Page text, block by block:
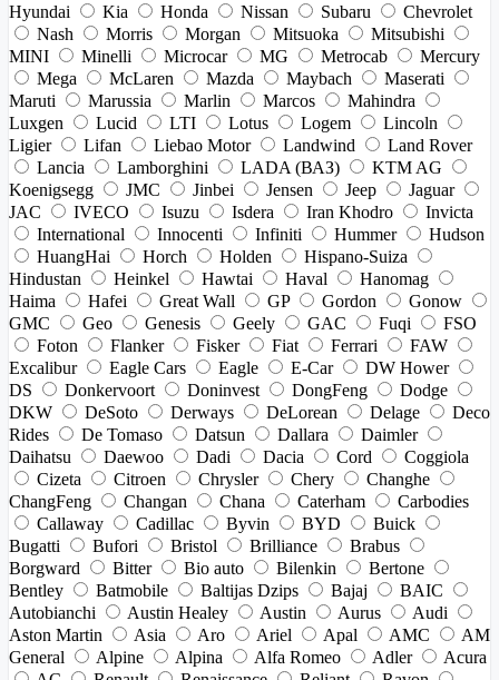
Hyundai
Kia Honda Nissan Subaru
Chevrolet
Nash
Morris Morgan Mitsuoka
Mitsubishi
MINI
Minelli Microcar MG Metrocab
Mercury
Mega
McLaren Mazda Maybach
Maserati
Maruti
Marussia Marlin Marcos
Mahindra
Luxgen
Lucid LTI Lotus Logem
Lincoln
Ligier
Lifan Liebao Motor Landwind
Land Rover
Lancia
Lamborghini LADA (ВАЗ)
KTM AG
Koenigsegg
JMC Jinbei Jensen Jeep
Jaguar
JAC
IVECO Isuzu Isdera Iran Khodro
Invicta
International
Innocenti Infiniti Hummer
Hudson
HuangHai
Horch Holden
Hispano-Suiza
Hindustan
Heinkel Hawtai Haval
Hanomag
Haima
Hafei Great Wall GP Gordon
Gonow
GMC
Geo Genesis Geely GAC Fuqi
FSO
Foton
Flanker Fisker Fiat Ferrari
FAW
Excalibur
Eagle Cars Eagle E-Car
DW Hower
DS
Donkervoort Doninvest DongFeng
Dodge
DKW
DeSoto Derways DeLorean Delage
Deco
Rides
De Tomaso Datsun Dallara
Daimler
Daihatsu
Daewoo Dadi Dacia Cord
Coggiola
Cizeta
Citroen Chrysler Chery
Changhe
ChangFeng
Changan Chana Caterham
Carbodies
Callaway
Cadillac Byvin BYD
Buick
Bugatti
Bufori Bristol Brilliance
Brabus
Borgward
Bitter Bio auto Bilenkin
Bertone
Bentley
Batmobile Baltijas Dzips Bajaj
BAIC
Autobianchi
Austin Healey Austin Aurus
Audi
Aston Martin
Asia Aro Ariel Apal AMC
AM
General
Alpine Alpina Alfa Romeo Adler
Acura